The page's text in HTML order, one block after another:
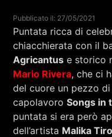
SELEZIONI
RCA - Radio città
Pubblicato il: 27/05/2021
Puntata ricca di
chiacchierata con il
Agricantus e storico
Mario Rivera, che ci
del cuore un pezzo
capolavoroSongs in
puntata si era però
dell’artista Malika